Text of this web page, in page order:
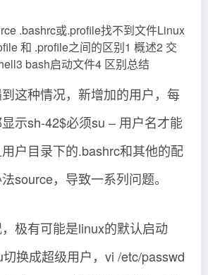
.bashrc或.profile找不到文件Linux
和 .profile之间的区别1 概述2 交
bash启动文件4 区别总结
这种情况，新增加的用户，每
示sh-42$必须su – 用户名才能
户目录下的.bashrc和其他的配
source，导致一系列问题。
极有可能是linux的默认启动
换成超级用户，vi /etc/passwd